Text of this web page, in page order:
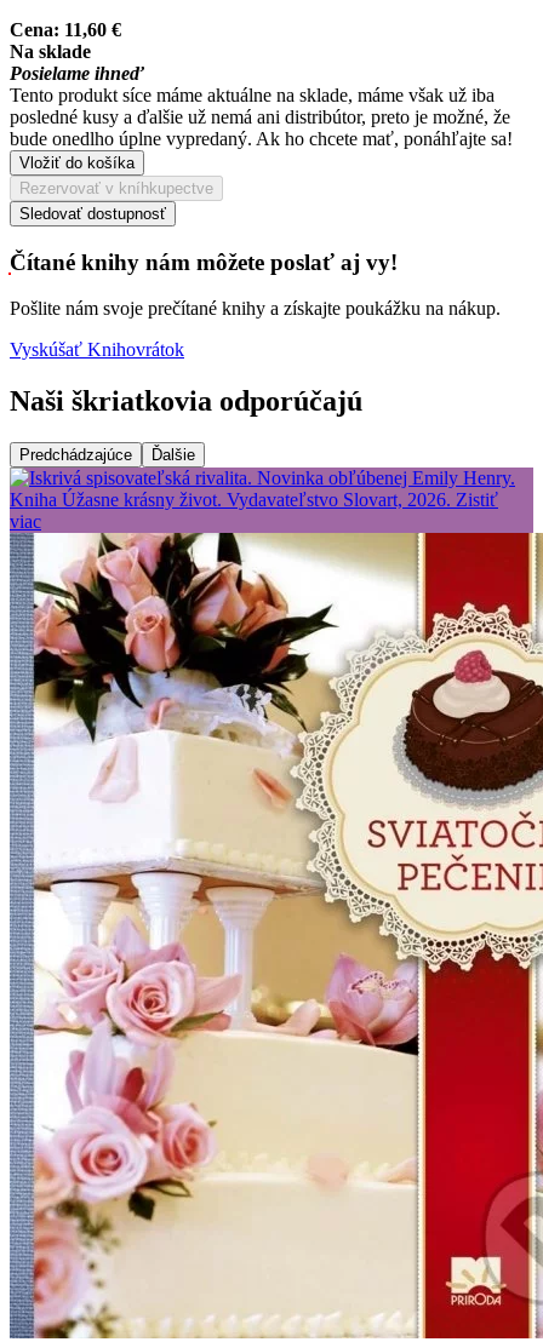
Cena: 11,60 €
Na sklade
Posielame ihneď
Tento produkt síce máme aktuálne na sklade, máme však už iba
posledné kusy a ďalšie už nemá ani distribútor, preto je možné, že
bude onedlho úplne vypredaný. Ak ho chcete mať, ponáhľajte sa!
Vložiť do košíka
Rezervovať v kníhkupectve
Sledovať dostupnosť
Čítané knihy nám môžete poslať aj vy!
Pošlite nám svoje prečítané knihy a získajte poukážku na nákup.
Vyskúšať Knihovrátok
Naši škriatkovia odporúčajú
Predchádzajúce Ďalšie